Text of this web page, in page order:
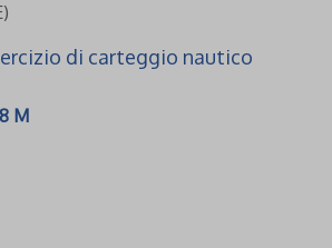
di carteggio nautico
M